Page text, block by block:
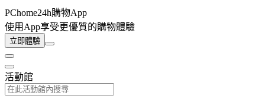
PChome24h購物App
使用App享受更優質的購物體驗
立即體驗
活動館